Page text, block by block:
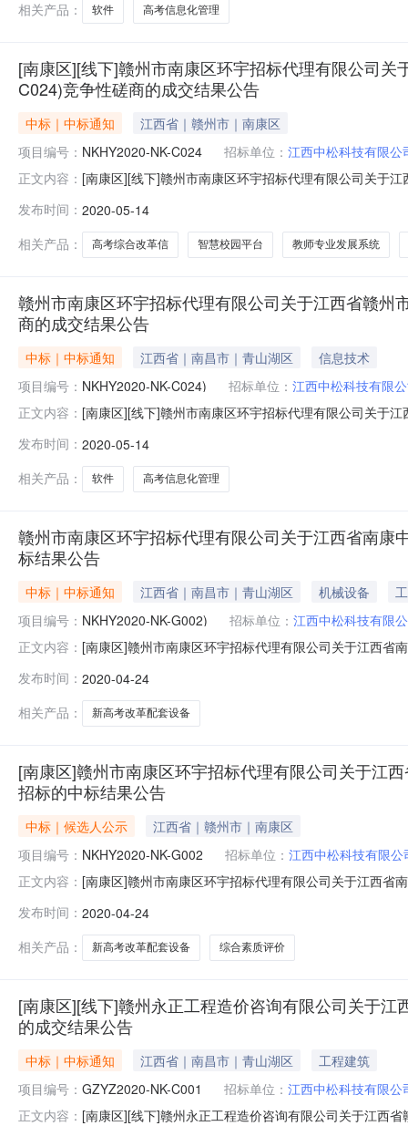
相关产品：
软件 高考信息化管理
[南康区][线下]赣州市南康区环宇招标代理有限公司
C024)竞争性磋商的成交结果公告
中标｜中标通知
江西省｜赣州市｜南康区
项目编号： NKHY2020-NK-C024 招标单位： 江西中松科技有限公
正文内容： [南康区][线下]赣州市南康区环宇招标代理有限公司关于
革信息化管理软件等项目（项目编号：NKHY2020-NK-
发布时间： 2020-05-14
相关产品：
高考综合改革信 智慧校园平台 教师专业发展系统
赣州市南康区环宇招标代理有限公司关于江西省赣
商的成交结果公告
中标｜中标通知 江西省｜南昌市｜青山湖区
信息技术
项目编号： NKHY2020-NK-C024) 招标单位： 江西中松科技有限
正文内容： [南康区][线下]赣州市南康区环宇招标代理有限公司关于
项目(项目编号：NKHY2020-NK-C024)按照规定进行了
发布时间： 2020-05-14
相关产品：
软件 高考信息化管理
赣州市南康区环宇招标代理有限公司关于江西省南
标结果公告
中标｜中标通知 江西省｜南昌市｜青山湖区 机械设备
项目编号： NKHY2020-NK-G002) 招标单位： 江西中松科技有限
正文内容： [南康区]赣州市南康区环宇招标代理有限公司关于江西省
(项目编号：NKHY2020-NK-G002)按照规定进行了电子
发布时间： 2020-04-24
相关产品：
新高考改革配套设备
[南康区]赣州市南康区环宇招标代理有限公司关于江
招标的中标结果公告
中标｜候选人公示
江西省｜赣州市｜南康区
项目编号： NKHY2020-NK-G002 招标单位： 江西中松科技有限公
正文内容： [南康区]赣州市南康区环宇招标代理有限公司关于江西省
购项目（项目编号：NKHY2020-NK-G002）按照规定进
发布时间： 2020-04-24
相关产品：
新高考改革配套设备 综合素质评价
[南康区][线下]赣州永正工程造价咨询有限公司关于
的成交结果公告
中标｜中标通知 江西省｜南昌市｜青山湖区
工程建筑
项目编号： GZYZ2020-NK-C001 招标单位： 江西中松科技有限公
正文内容： [南康区][线下]赣州永正工程造价咨询有限公司关于江西